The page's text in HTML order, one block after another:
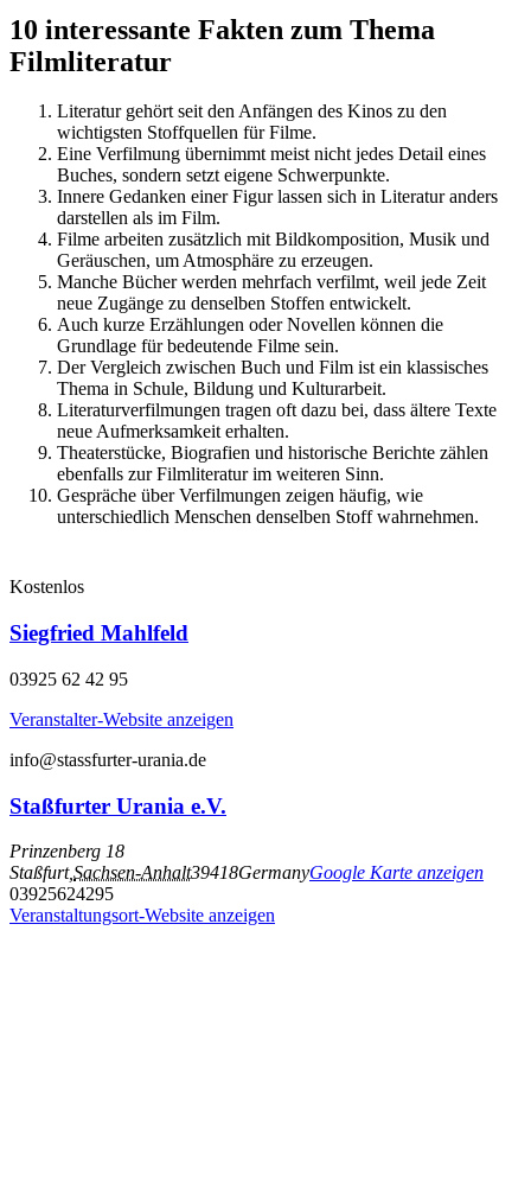
10 interessante Fakten zum Thema
Filmliteratur
Literatur gehört seit den Anfängen des Kinos zu den
wichtigsten Stoffquellen für Filme.
Eine Verfilmung übernimmt meist nicht jedes Detail eines
Buches, sondern setzt eigene Schwerpunkte.
Innere Gedanken einer Figur lassen sich in Literatur anders
darstellen als im Film.
Filme arbeiten zusätzlich mit Bildkomposition, Musik und
Geräuschen, um Atmosphäre zu erzeugen.
Manche Bücher werden mehrfach verfilmt, weil jede Zeit
neue Zugänge zu denselben Stoffen entwickelt.
Auch kurze Erzählungen oder Novellen können die
Grundlage für bedeutende Filme sein.
Der Vergleich zwischen Buch und Film ist ein klassisches
Thema in Schule, Bildung und Kulturarbeit.
Literaturverfilmungen tragen oft dazu bei, dass ältere Texte
neue Aufmerksamkeit erhalten.
Theaterstücke, Biografien und historische Berichte zählen
ebenfalls zur Filmliteratur im weiteren Sinn.
Gespräche über Verfilmungen zeigen häufig, wie
unterschiedlich Menschen denselben Stoff wahrnehmen.
Kostenlos
Siegfried Mahlfeld
03925 62 42 95
Veranstalter-Website anzeigen
info@stassfurter-urania.de
Staßfurter Urania e.V.
Prinzenberg 18
Staßfurt,Sachsen-Anhalt39418GermanyGoogle Karte anzeigen
03925624295
Veranstaltungsort-Website anzeigen